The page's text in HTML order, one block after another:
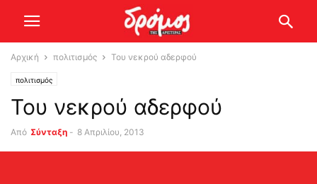
Αρχική πολιτισμός Του νεκρού αδερφού
πολιτισμός
Του νεκρού αδερφού
Από Σύνταξη - 8 Απριλίου, 2013